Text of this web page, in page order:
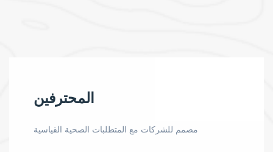
المحترفين
مصمم للشركات مع المتطلبات الصحية القياسية